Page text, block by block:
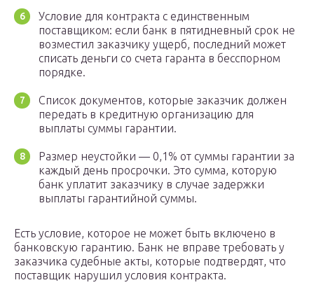
Условие для контракта с единственным
поставщиком: если банк в пятидневный срок не
возместил заказчику ущерб, последний может
списать деньги со счета гаранта в бесспорном
порядке.
Список документов, которые заказчик должен
передать в кредитную организацию для
выплаты суммы гарантии.
Размер неустойки — 0,1% от суммы гарантии за
каждый день просрочки. Это сумма, которую
банк уплатит заказчику в случае задержки
выплаты гарантийной суммы.
Есть условие, которое не может быть включено в
банковскую гарантию. Банк не вправе требовать у
заказчика судебные акты, которые подтвердят, что
поставщик нарушил условия контракта.